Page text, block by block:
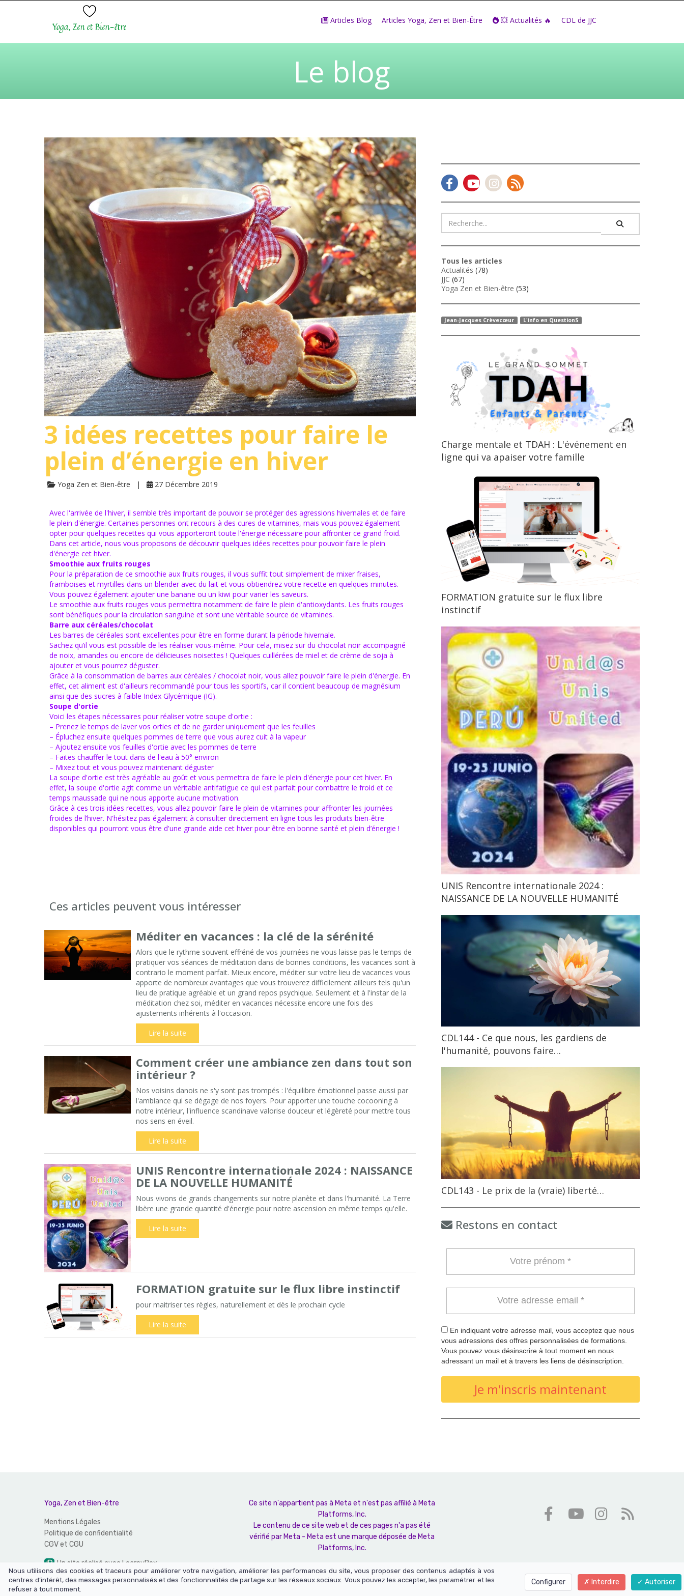
Articles Blog Articles Yoga, Zen et Bien-Être 💥 Actualités 🔥 CDL de JJC
Le blog
3 idées recettes pour faire le
plein d’énergie en hiver
Yoga Zen et Bien-être 27 Décembre 2019
Avec l'arrivée de l'hiver, il semble très important de pouvoir se protéger des agressions hivernales et de faire
le plein d'énergie. Certaines personnes ont recours à des cures de vitamines, mais vous pouvez également
opter pour quelques recettes qui vous apporteront toute l'énergie nécessaire pour affronter ce grand froid.
Dans cet article, nous vous proposons de découvrir quelques idées recettes pour pouvoir faire le plein
d'énergie cet hiver.
Smoothie aux fruits rouges
Pour la préparation de ce smoothie aux fruits rouges, il vous suffit tout simplement de mixer fraises,
framboises et myrtilles dans un blender avec du lait et vous obtiendrez votre recette en quelques minutes.
Vous pouvez également ajouter une banane ou un kiwi pour varier les saveurs.
Le smoothie aux fruits rouges vous permettra notamment de faire le plein d'antioxydants. Les fruits rouges
sont bénéfiques pour la circulation sanguine et sont une véritable source de vitamines.
Barre aux céréales/chocolat
Les barres de céréales sont excellentes pour être en forme durant la période hivernale.
Sachez qu’il vous est possible de les réaliser vous-même. Pour cela, misez sur du chocolat noir accompagné
de noix, amandes ou encore de délicieuses noisettes ! Quelques cuillérées de miel et de crème de soja à
ajouter et vous pourrez déguster.
Grâce à la consommation de barres aux céréales / chocolat noir, vous allez pouvoir faire le plein d'énergie. En
effet, cet aliment est d'ailleurs recommandé pour tous les sportifs, car il contient beaucoup de magnésium
ainsi que des sucres à faible Index Glycémique (IG).
Soupe d'ortie
Voici les étapes nécessaires pour réaliser votre soupe d'ortie :
– Prenez le temps de laver vos orties et de ne garder uniquement que les feuilles
– Épluchez ensuite quelques pommes de terre que vous aurez cuit à la vapeur
– Ajoutez ensuite vos feuilles d'ortie avec les pommes de terre
– Faites chauffer le tout dans de l'eau à 50° environ
– Mixez tout et vous pouvez maintenant déguster
La soupe d'ortie est très agréable au goût et vous permettra de faire le plein d'énergie pour cet hiver. En
effet, la soupe d'ortie agit comme un véritable antifatigue ce qui est parfait pour combattre le froid et ce
temps maussade qui ne nous apporte aucune motivation.
Grâce à ces trois idées recettes, vous allez pouvoir faire le plein de vitamines pour affronter les journées
froides de l’hiver. N'hésitez pas également à consulter directement en ligne tous les produits bien-être
disponibles qui pourront vous être d'une grande aide cet hiver pour être en bonne santé et plein d’énergie !
Ces articles peuvent vous intéresser
Méditer en vacances : la clé de la sérénité
Alors que le rythme souvent effréné de vos journées ne vous laisse pas le temps de
pratiquer vos séances de méditation dans de bonnes conditions, les vacances sont à
contrario le moment parfait. Mieux encore, méditer sur votre lieu de vacances vous
apporte de nombreux avantages que vous trouverez difficilement ailleurs tels qu'un
lieu de pratique agréable et un grand repos psychique. Seulement et à l'instar de la
méditation chez soi, méditer en vacances nécessite encore une fois des
ajustements inhérents à l'occasion.
Lire la suite
Comment créer une ambiance zen dans tout son
intérieur ?
Nos voisins danois ne s'y sont pas trompés : l'équilibre émotionnel passe aussi par
l'ambiance qui se dégage de nos foyers. Pour apporter une touche cocooning à
notre intérieur, l'influence scandinave valorise douceur et légèreté pour mettre tous
nos sens en éveil.
Lire la suite
UNIS Rencontre internationale 2024 : NAISSANCE
DE LA NOUVELLE HUMANITÉ
Nous vivons de grands changements sur notre planète et dans l'humanité. La Terre
libère une grande quantité d'énergie pour notre ascension en même temps qu'elle.
Lire la suite
FORMATION gratuite sur le flux libre instinctif
pour maitriser tes règles, naturellement et dès le prochain cycle
Lire la suite
Tous les articles
Actualités (78)
JJC (67)
Yoga Zen et Bien-être (53)
Jean-Jacques Crèvecœur L'info en QuestionS
Charge mentale et TDAH : L'événement en
ligne qui va apaiser votre famille
FORMATION gratuite sur le flux libre
instinctif
UNIS Rencontre internationale 2024 :
NAISSANCE DE LA NOUVELLE HUMANITÉ
CDL144 - Ce que nous, les gardiens de
l'humanité, pouvons faire…
CDL143 - Le prix de la (vraie) liberté…
Restons en contact
En indiquant votre adresse mail, vous acceptez que nous
vous adressions des offres personnalisées de formations.
Vous pouvez vous désinscrire à tout moment en nous
adressant un mail et à travers les liens de désinscription.
Je m'inscris maintenant
Yoga, Zen et Bien-être
Mentions Légales
Politique de confidentialité
CGV et CGU
Un site réalisé avec LearnyBox
Ce site n'appartient pas à Meta et n'est pas affilié à Meta
Platforms, Inc.
Le contenu de ce site web et de ces pages n'a pas été
vérifié par Meta - Meta est une marque déposée de Meta
Platforms, Inc.
Nous utilisons des cookies et traceurs pour améliorer votre navigation, améliorer les performances du site, vous proposer des contenus adaptés à vos
centres d’intérêt, des messages personnalisés et des fonctionnalités de partage sur les réseaux sociaux. Vous pouvez les accepter, les paramétrer et les
refuser à tout moment.
Configurer Interdire Autoriser